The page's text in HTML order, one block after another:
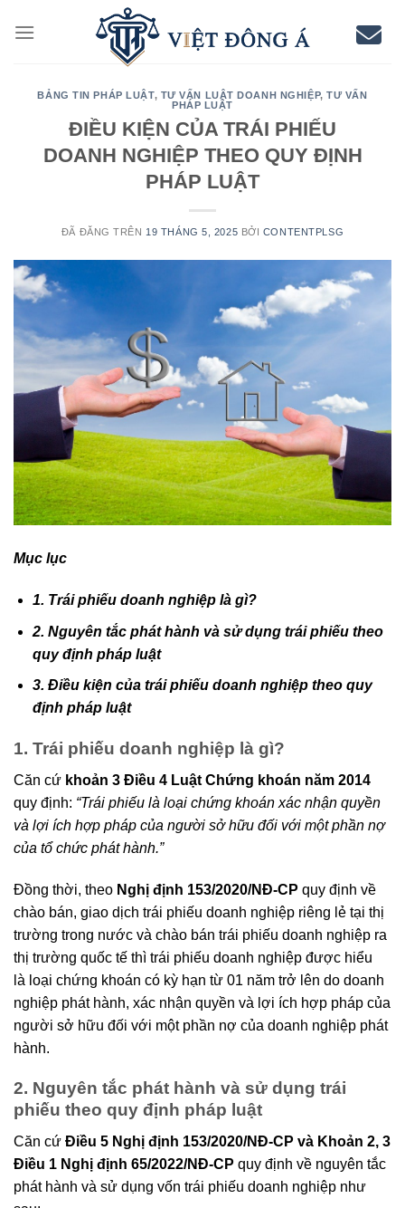
đến
BẢNG TIN PHÁP LUẬT, TƯ VẤN LUẬT DOANH NGHIỆP,TƯ VẤN
PHÁP LUẬT
ĐIỀU KIỆN CỦA TRÁI PHIẾU
DOANH NGHIỆP THEO QUY ĐỊNH
PHÁP LUẬT
ĐÃ ĐĂNG TRÊN 19 THÁNG 5, 2025 BỞI CONTENTPLSG
Mục lục
1. Trái phiếu doanh nghiệp là gì?
2. Nguyên tắc phát hành và sử dụng trái phiếu theo
quy định pháp luật
3. Điều kiện của trái phiếu doanh nghiệp theo quy
định pháp luật
1. Trái phiếu doanh nghiệp là gì?
Căn cứ khoản 3 Điều 4 Luật Chứng khoán năm 2014
quy định: “Trái phiếu là loại chứng khoán xác nhận quyền
và lợi ích hợp pháp của người sở hữu đối với một phần nợ
của tổ chức phát hành.”
Đồng thời, theo Nghị định 153/2020/NĐ-CP quy định về
chào bán, giao dịch trái phiếu doanh nghiệp riêng lẻ tại thị
trường trong nước và chào bán trái phiếu doanh nghiệp ra
thị trường quốc tế thì trái phiếu doanh nghiệp được hiểu
là loại chứng khoán có kỳ hạn từ 01 năm trở lên do doanh
nghiệp phát hành, xác nhận quyền và lợi ích hợp pháp của
người sở hữu đối với một phần nợ của doanh nghiệp phát
hành.
2. Nguyên tắc phát hành và sử dụng trái
phiếu theo quy định pháp luật
Căn cứ Điều 5 Nghị định 153/2020/NĐ-CP và Khoản 2, 3
Điều 1 Nghị định 65/2022/NĐ-CP quy định về nguyên tắc
phát hành và sử dụng vốn trái phiếu doanh nghiệp như